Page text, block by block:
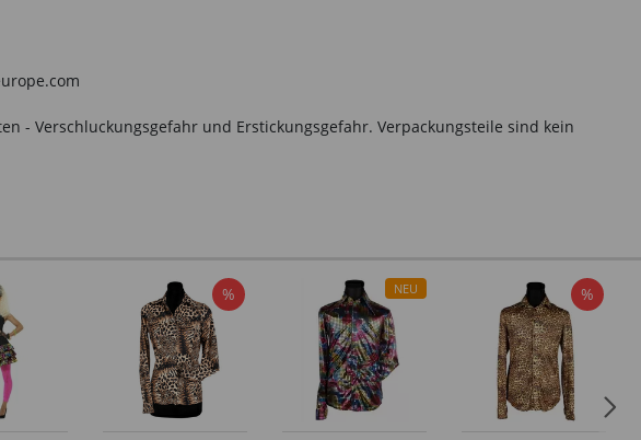
- Verschluckungsgefahr und Erstickungsgefahr. Verpackungsteile sind kein
% NEU %